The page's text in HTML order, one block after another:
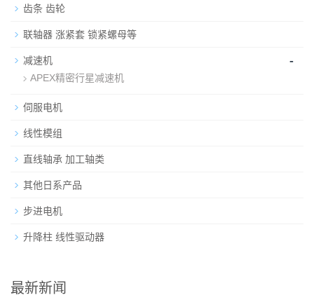
齿条 齿轮
联轴器 涨紧套 锁紧螺母等
减速机 -
APEX精密行星减速机
伺服电机
线性模组
直线轴承 加工轴类
其他日系产品
步进电机
升降柱 线性驱动器
最新新闻